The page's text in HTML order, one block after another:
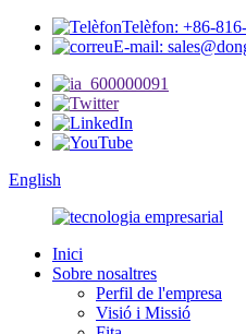
Telèfon: +86-
E-mail:
English
Inici
Sobre nosaltres
Perfil de l'empresa
Visió i Missió